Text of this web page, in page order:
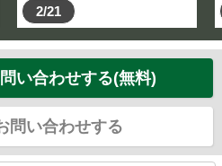
2/21
い合わせする(無料)
問い合わせする